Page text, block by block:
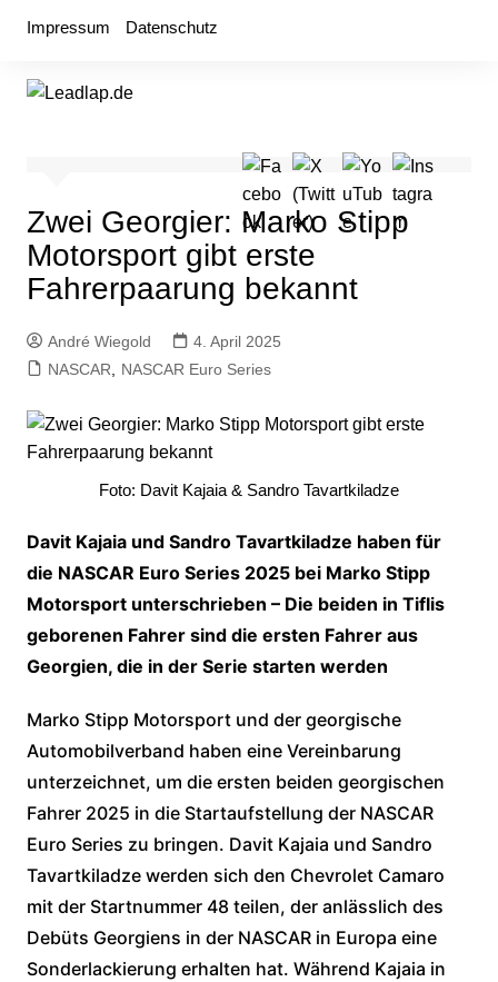
Impressum Datenschutz
Zwei Georgier: Marko Stipp
Motorsport gibt erste
Fahrerpaarung bekannt
André Wiegold
4. April 2025
NASCAR, NASCAR Euro Series
Foto: Davit Kajaia & Sandro Tavartkiladze
Davit Kajaia und Sandro Tavartkiladze haben für
die NASCAR Euro Series 2025 bei Marko Stipp
Motorsport unterschrieben – Die beiden in Tiflis
geborenen Fahrer sind die ersten Fahrer aus
Georgien, die in der Serie starten werden
Marko Stipp Motorsport und der georgische
Automobilverband haben eine Vereinbarung
unterzeichnet, um die ersten beiden georgischen
Fahrer 2025 in die Startaufstellung der NASCAR
Euro Series zu bringen. Davit Kajaia und Sandro
Tavartkiladze werden sich den Chevrolet Camaro
mit der Startnummer 48 teilen, der anlässlich des
Debüts Georgiens in der NASCAR in Europa eine
Sonderlackierung erhalten hat. Während Kajaia in